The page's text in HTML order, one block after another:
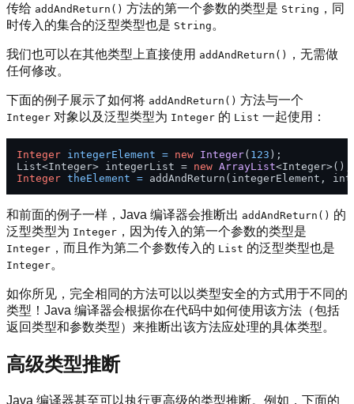
传给 addAndReturn() 方法的第一个参数的类型是 String ，同
时传入的集合的泛型类型也是 String 。
我们也可以在其他类型上直接使用 addAndReturn()
，无需做
任何修改。
下面的例子展示了如何将 addAndReturn() 方法与一个
Integer 对象以及泛型类型为 Integer 的 List 一起使用：
Integer integerElement = new Integer( 123 );
List<Integer> integerList = new ArrayList
Integer theElement =
和前面的例子一样，Java 编译器会推断出 addAndReturn() 的
泛型类型为 Integer ，因为传入的第一个参数的类型是
Integer ，而且作为第二个参数传入的 List 的泛型类型也是
Integer。
如你所见，完全相同的方法可以以类型安全的方式用于不同的
类型！Java 编译器会根据你在代码中如何使用该方法（包括
返回类型和参数类型）来推断出该方法应处理的具体类型。
高级类型推断
Java 编译器甚至可以执行更高级的类型推断。例如，下面的